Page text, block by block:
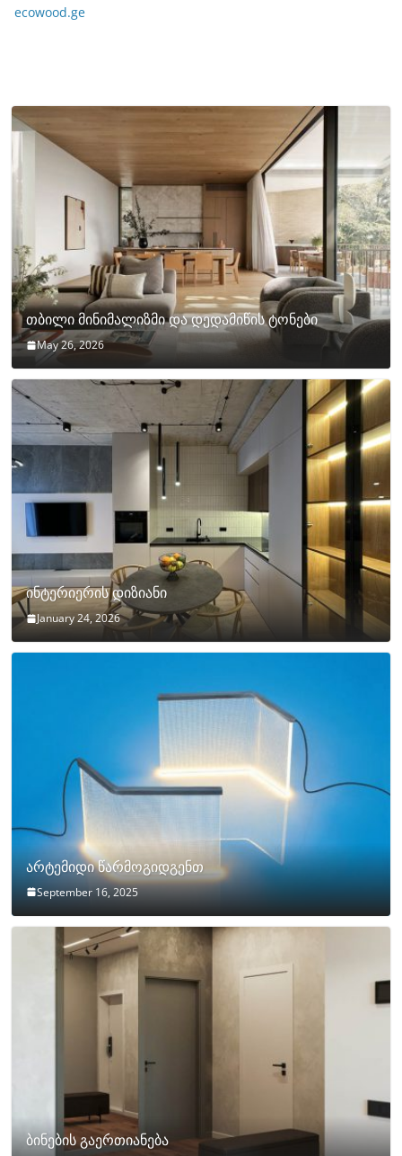
ecowood.ge
თბილი მინიმალიზმი და დედამიწის ტონები
May 26, 2026
ინტერიერის დიზიანი
January 24, 2026
არტემიდი წარმოგიდგენთ
September 16, 2025
ბინების გაერთიანება